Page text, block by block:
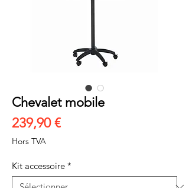
Chevalet mobile
239,90 €Prix
Hors TVA
Kit accessoire *